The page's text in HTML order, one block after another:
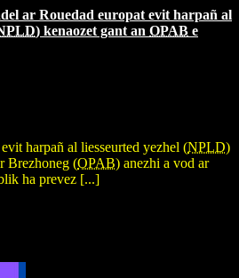
ar Rouedad europat evit harpañ al
) kenaozet gant an OPAB e
harpañ al liesseurted yezhel (NPLD)
Brezhoneg (OPAB) anezhi a vod ar
ha prevez [...]